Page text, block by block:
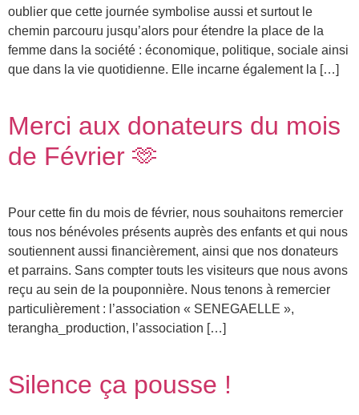
oublier que cette journée symbolise aussi et surtout le
chemin parcouru jusqu’alors pour étendre la place de la
femme dans la société : économique, politique, sociale ainsi
que dans la vie quotidienne. Elle incarne également la […]
Merci aux donateurs du mois
de Février 🫶
Pour cette fin du mois de février, nous souhaitons remercier
tous nos bénévoles présents auprès des enfants et qui nous
soutiennent aussi financièrement, ainsi que nos donateurs
et parrains. Sans compter touts les visiteurs que nous avons
reçu au sein de la pouponnière. Nous tenons à remercier
particulièrement : l’association « SENEGAELLE »,
terangha_production, l’association […]
Silence ça pousse !